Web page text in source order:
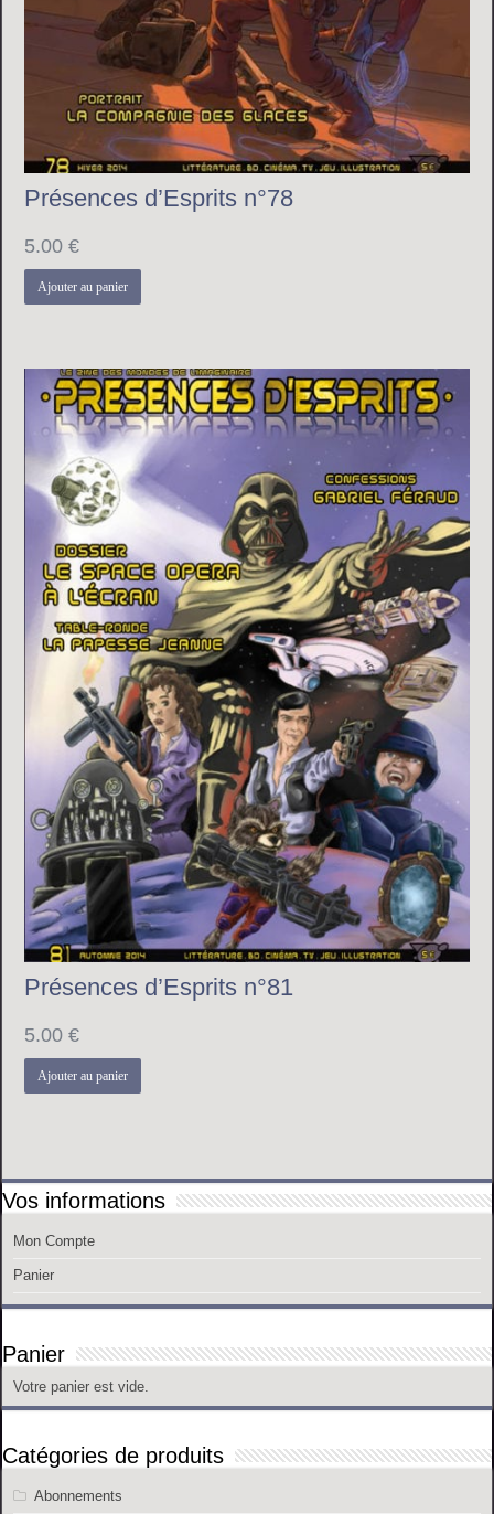
Présences d’Esprits n°78
5.00€
Ajouter au panier
Présences d’Esprits n°81
5.00€
Ajouter au panier
Vos informations
Mon Compte
Panier
Panier
Votre panier est vide.
Catégories de produits
Abonnements